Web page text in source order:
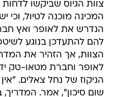
צוות הגיוס שביקשו
המכינה מוכנה לטיול,
הנדרש את לאופר ואץ
להם להתעדכן בנוגע
הצוות, אך הזהיר את
לאופר וחברת מטאו-טק
הניקוז של נחל צאלים.
שום סיכון", אמר.